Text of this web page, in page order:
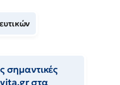
σημαντικές
στα